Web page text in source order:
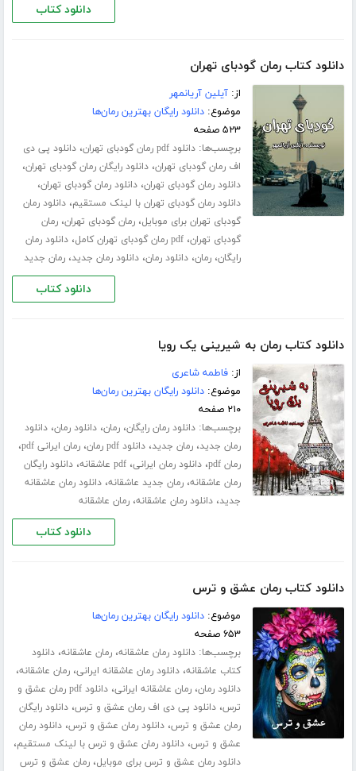
دانلود کتاب
دانلود کتاب رمان گودبای تهران
از:آیلین آریانمهر
موضوع:دانلود رایگان بهترین رمان‌ها
۵۲۳ صفحه
برچسب‌ها:دانلود pdf رمان گودبای تهران ،دانلود پی دی
اف رمان گودبای تهران،دانلود رایگان رمان گودبای تهران،
دانلود رمان گودبای تهران،دانلود رمان گودبای تهران،
دانلود رمان گودبای تهران با لینک مستقیم،دانلود رمان
گودبای تهران برای موبایل،رمان گودبای تهران،رمان
گودبای تهران،pdf رمان گودبای تهران کامل ،دانلود رمان
رایگان،رمان،دانلود رمان،دانلود رمان جدید،رمان جدید
دانلود کتاب
دانلود کتاب رمان به شیرینی یک رویا
از:فاطمه شاعری
موضوع:دانلود رایگان بهترین رمان‌ها
۲۱۰ صفحه
برچسب‌ها:دانلود رمان رایگان،رمان،دانلود رمان،دانلود
رمان جدید،رمان جدید،دانلود pdf رمان ،رمان ایرانی pdf ،
رمان pdf ،دانلود رمان ایرانی،pdf عاشقانه ،دانلود رایگان
رمان عاشقانه،رمان جدید عاشقانه،دانلود رمان عاشقانه
جدید،دانلود رمان عاشقانه،رمان عاشقانه
دانلود کتاب
دانلود کتاب رمان عشق و ترس
موضوع:دانلود رایگان بهترین رمان‌ها
۶۵۳ صفحه
برچسب‌ها:دانلود رمان عاشقانه،رمان عاشقانه،دانلود
کتاب عاشقانه،دانلود رمان عاشقانه ایرانی،رمان عاشقانه،
دانلود رمان،رمان عاشقانه ایرانی،
دانلود pdf رمان عشق و
ترس،دانلود پی دی اف رمان عشق و ترس،دانلود رایگان
رمان عشق و ترس،دانلود رمان عشق و ترس،دانلود رمان
عشق و ترس،دانلود رمان عشق و ترس با لینک مستقیم،
دانلود رمان عشق و ترس برای موبایل،رمان عشق و ترس